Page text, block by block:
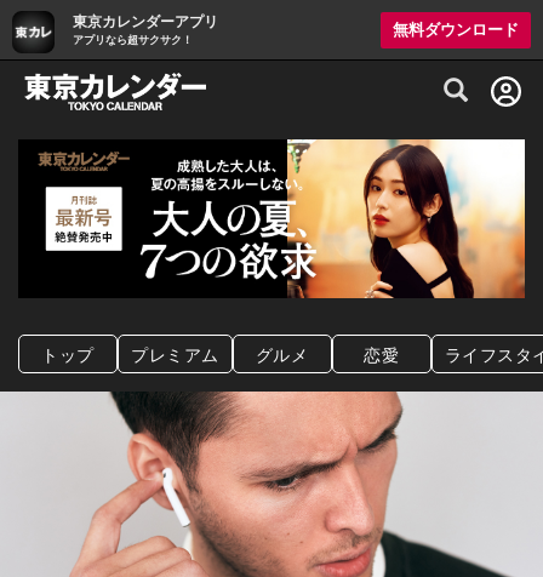
東京カレンダーアプリ
アプリなら超サクサク！
無料ダウンロード
グルメ情報・プレミアムレストラン予約
トップ プレミアム グルメ 恋愛 ライフスタ